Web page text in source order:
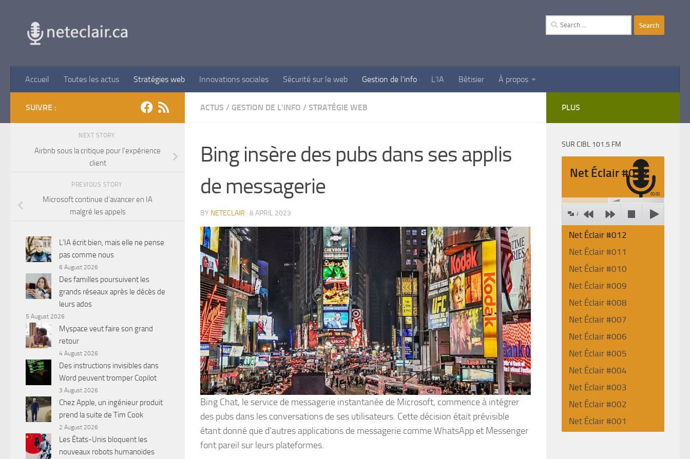
Search
for:
Accueil Toutes les actus Stratégies web Innovations sociales Sécurité sur le web Gestion de l’info L’IA Bêtisier À propos
ACTUS / GESTION DE L'INFO / STRATÉGIE WEB
Bing insère des pubs dans ses applis
de messagerie
BY NETECLAIR · 8 APRIL 2023
Bing Chat, le service de messagerie instantanée de Microsoft, commence à intégrer
des pubs dans les conversations de ses utilisateurs. Cette décision était prévisible
étant donné que d’autres applications de messagerie comme WhatsApp et Messenger
font pareil sur leurs plateformes.
SUIVRE :
NEXT STORY
Airbnb sous la critique pour l’expérience
client
PREVIOUS STORY
Microsoft continue d’avancer en IA
malgré les appels
L’IA écrit bien, mais elle ne pense
pas comme nous
6 August 2026
Des familles poursuivent les
grands réseaux après le décès de
leurs ados
5 August 2026
Myspace veut faire son grand
retour
4 August 2026
Des instructions invisibles dans
Word peuvent tromper Copilot
3 August 2026
Chez Apple, un ingénieur produit
prend la suite de Tim Cook
2 August 2026
Les États-Unis bloquent les
nouveaux robots humanoïdes
PLUS
SUR CIBL 101.5 FM
Net Éclair #012
00:00
Agrandir
Net Éclair #012
Net Éclair #011
Net Éclair #010
Net Éclair #009
Net Éclair #008
Net Éclair #007
Net Éclair #006
Net Éclair #005
Net Éclair #004
Net Éclair #003
Net Éclair #002
Net Éclair #001